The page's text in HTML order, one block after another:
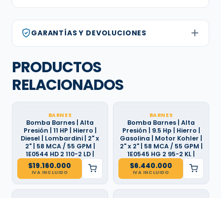
GARANTÍAS Y DEVOLUCIONES
PRODUCTOS
RELACIONADOS
BARNES
Bomba Barnes | Alta
Presión | 11 HP | Hierro |
Diesel | Lombardini | 2" x
2" | 58 MCA / 55 GPM |
1E0544 HD 2 110-2 LD |
$19.160.000
IVA INCLUIDO
BARNES
Bomba Barnes | Alta
Presión | 9.5 Hp | Hierro |
Gasolina | Motor Kohler |
2" x 2" | 58 MCA / 55 GPM |
1E0545 HG 2 95-2 KL |
$6.440.000
IVA INCLUIDO